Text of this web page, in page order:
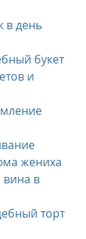
в день
букет
и
жениха
вина в
торт